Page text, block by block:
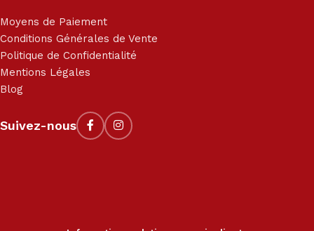
Moyens de Paiement
Conditions Générales de Vente
Politique de Confidentialité
Mentions Légales
Blog
Suivez-nous